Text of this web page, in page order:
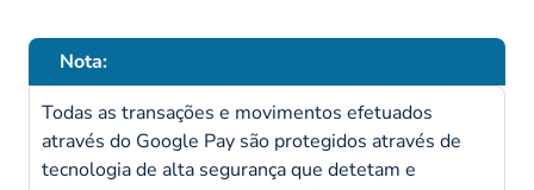
Nota:
Todas as transações e movimentos efetuados
através do Google Pay são protegidos através de
tecnologia de alta segurança que detetam e